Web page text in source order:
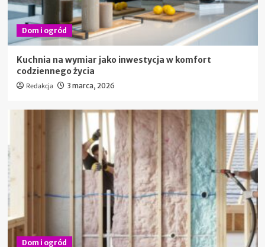
Dom i ogród
Kuchnia na wymiar jako inwestycja w komfort
codziennego życia
Redakcja 3 marca, 2026
Dom i ogród